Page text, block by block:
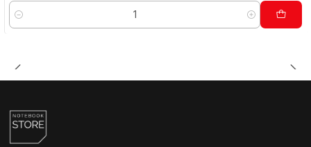
Cantidad